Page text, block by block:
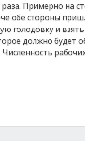
Примерно на
обе стороны
голодовку и
должно будет